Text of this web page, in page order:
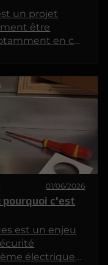
un projet
être
en ce
coûts
Cet
les plus
01/06/2026
pourquoi c'est
est un enjeu
électrique